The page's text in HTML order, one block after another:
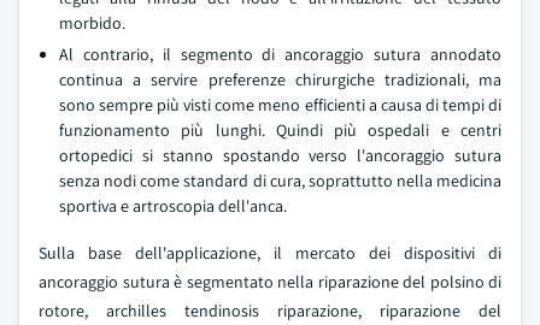
morbido.
Al contrario, il segmento di ancoraggio sutura annodato
continua a servire preferenze chirurgiche tradizionali, ma
sono sempre più visti come meno efficienti a causa di tempi di
funzionamento più lunghi. Quindi più ospedali e centri
ortopedici si stanno spostando verso l'ancoraggio sutura
senza nodi come standard di cura, soprattutto nella medicina
sportiva e artroscopia dell'anca.
Sulla base dell'applicazione, il mercato dei dispositivi di
ancoraggio sutura è segmentato nella riparazione del polsino di
rotore, archilles tendinosis riparazione, riparazione del